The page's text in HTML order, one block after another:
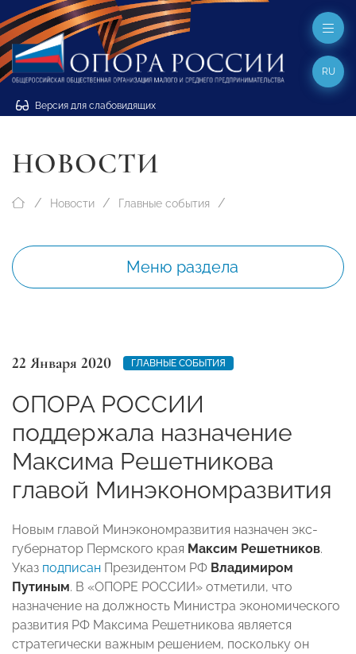
Версия для слабовидящих
RU
НОВОСТИ
Новости Главные события
Меню раздела
22 Января 2020 ГЛАВНЫЕ СОБЫТИЯ
ОПОРА РОССИИ
поддержала назначение
Максима Решетникова
главой Минэкономразвития
Новым главой Минэкономразвития назначен экс-
губернатор Пермского края Максим Решетников.
Указ подписан Президентом РФ Владимиром
Путиным. В «ОПОРЕ РОССИИ» отметили, что
назначение на должность Министра экономического
развития РФ Максима Решетникова является
стратегически важным решением, поскольку он